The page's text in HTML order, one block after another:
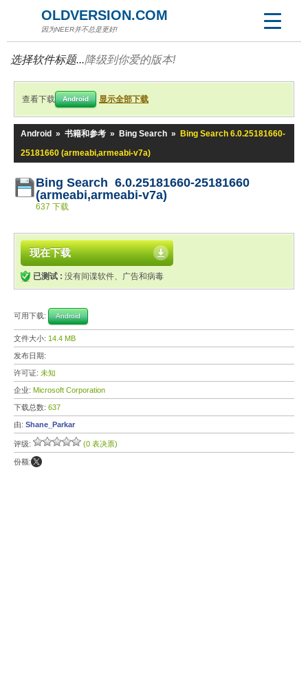
OLDVERSION.COM
因为NEER并不总是更好!
选择软件标题...降级到你爱的版本!
查看下载 Android 显示全部下载
Android » 书籍和参考 » Bing Search »
Bing Search 6.0.25181660-
25181660 (armeabi,armeabi-v7a)
Bing Search 6.0.25181660-25181660
(armeabi,armeabi-v7a)
637 下载
现在下载
已测试 : 没有间谍软件、广告和病毒
可用下载: Android
文件大小: 14.4 MB
发布日期:
许可证: 未知
企业: Microsoft Corporation
下载总数: 637
由: Shane_Parkar
评级: (0 表决票)
份额: